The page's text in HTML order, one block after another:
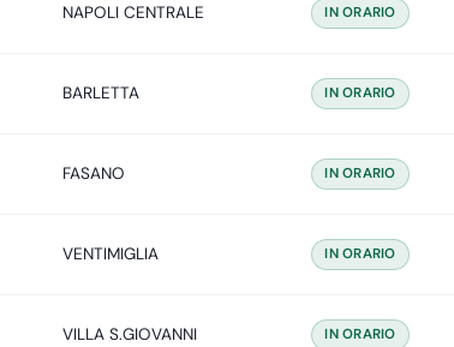
NAPOLI CENTRALE IN ORARIO
BARLETTA IN ORARIO
FASANO IN ORARIO
VENTIMIGLIA IN ORARIO
VILLA S.GIOVANNI IN ORARIO